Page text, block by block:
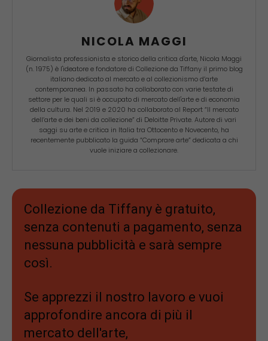
NICOLA MAGGI
Giornalista professionista e storico della critica d'arte, Nicola Maggi
(n. 1975) è l'ideatore e fondatore di Collezione da Tiffany il primo blog
italiano dedicato al mercato e al collezionismo d’arte
contemporanea. In passato ha collaborato con varie testate di
settore per le quali si è occupato di mercato dell'arte e di economia
della cultura. Nel 2019 e 2020 ha collaborato al Report “Il mercato
dell’arte e dei beni da collezione” di Deloitte Private. Autore di vari
saggi su arte e critica in Italia tra Ottocento e Novecento, ha
recentemente pubblicato la guida “Comprare arte” dedicata a chi
vuole iniziare a collezionare.
Collezione da Tiffany è gratuito,
senza contenuti a pagamento, senza
nessuna pubblicità e sarà sempre
così.
Se apprezzi il nostro lavoro e vuoi
approfondire ancora di più il
mercato dell'arte,